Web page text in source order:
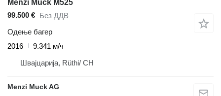
Menzi Muck M525
99.500 € Без ДДВ
Одење багер
2016
9.341 м/ч
Швајцарија, Rüthi/ CH
Menzi Muck AG